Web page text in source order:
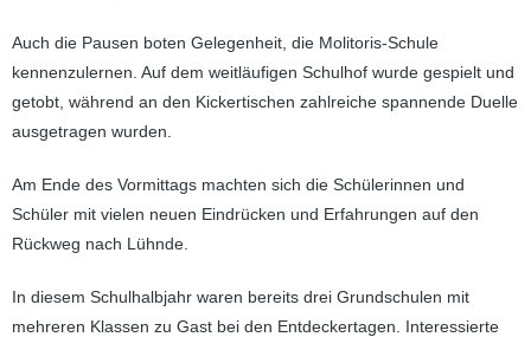
Auch die Pausen boten Gelegenheit, die Molitoris-Schule
kennenzulernen. Auf dem weitläufigen Schulhof wurde gespielt und
getobt, während an den Kickertischen zahlreiche spannende Duelle
ausgetragen wurden.
Am Ende des Vormittags machten sich die Schülerinnen und
Schüler mit vielen neuen Eindrücken und Erfahrungen auf den
Rückweg nach Lühnde.
In diesem Schulhalbjahr waren bereits drei Grundschulen mit
mehreren Klassen zu Gast bei den Entdeckertagen. Interessierte